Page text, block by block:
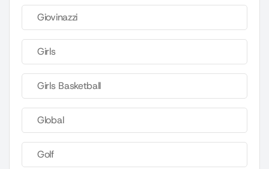
Giovinazzi
Girls
Girls Basketball
Global
Golf